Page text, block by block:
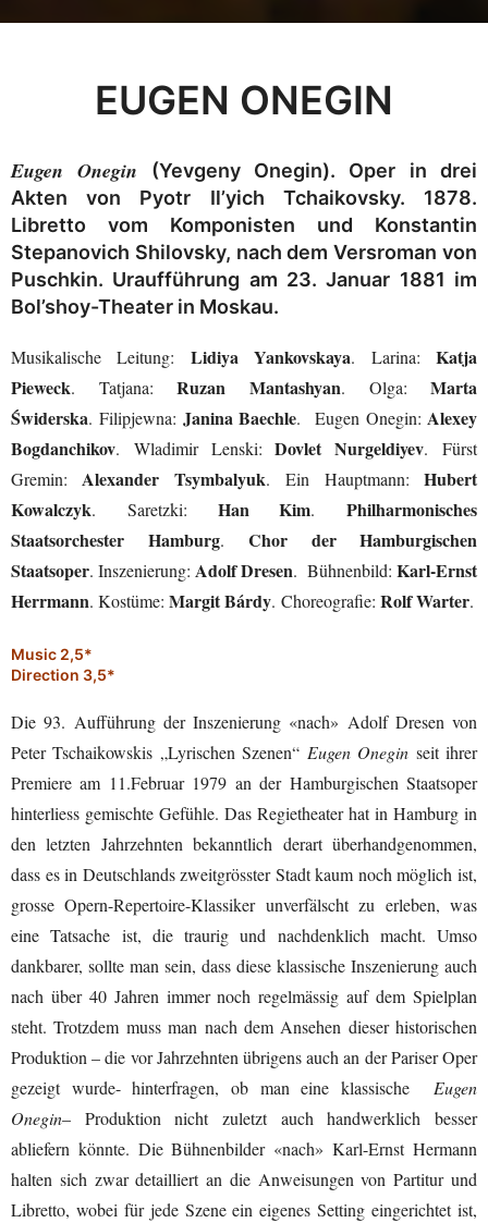
EUGEN ONEGIN
Eugen Onegin (Yevgeny Onegin). Oper in drei
Akten von Pyotr Il’yich Tchaikovsky. 1878.
Libretto vom Komponisten und Konstantin
Stepanovich Shilovsky, nach dem Versroman von
Puschkin. Uraufführung am 23. Januar 1881 im
Bol’shoy-Theater in Moskau.
Musikalische Leitung: Lidiya Yankovskaya. Larina:Katja
Pieweck. Tatjana:Ruzan Mantashyan. Olga:Marta
Świderska. Filipjewna: Janina Baechle. Eugen Onegin:Alexey
Bogdanchikov. Wladimir Lenski:Dovlet Nurgeldiyev. Fürst
Gremin:Alexander Tsymbalyuk. Ein Hauptmann:Hubert
Kowalczyk. Saretzki: Han Kim. Philharmonisches
Staatsorchester Hamburg. Chor der Hamburgischen
Staatsoper. Inszenierung: Adolf Dresen. Bühnenbild: Karl-Ernst
Herrmann. Kostüme: Margit Bárdy. Choreografie: Rolf Warter.
Music 2,5*
Direction 3,5*
Die 93. Aufführung der Inszenierung «nach» Adolf Dresen von
Peter Tschaikowskis „Lyrischen Szenen“ Eugen Onegin seit ihrer
Premiere am 11.Februar 1979 an der Hamburgischen Staatsoper
hinterliess gemischte Gefühle. Das Regietheater hat in Hamburg in
den letzten Jahrzehnten bekanntlich derart überhandgenommen,
dass es in Deutschlands zweitgrösster Stadt kaum noch möglich ist,
grosse Opern-Repertoire-Klassiker unverfälscht zu erleben, was
eine Tatsache ist, die traurig und nachdenklich macht. Umso
dankbarer, sollte man sein, dass diese klassische Inszenierung auch
nach über 40 Jahren immer noch regelmässig auf dem Spielplan
steht. Trotzdem muss man nach dem Ansehen dieser historischen
Produktion – die vor Jahrzehnten übrigens auch an der Pariser Oper
gezeigt wurde- hinterfragen, ob man eine klassische Eugen
Onegin– Produktion nicht zuletzt auch handwerklich besser
abliefern könnte. Die Bühnenbilder «nach» Karl-Ernst Hermann
halten sich zwar detailliert an die Anweisungen von Partitur und
Libretto, wobei für jede Szene ein eigenes Setting eingerichtet ist,